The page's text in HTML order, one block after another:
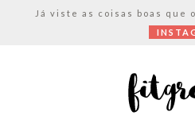
Já viste as coisas boas que